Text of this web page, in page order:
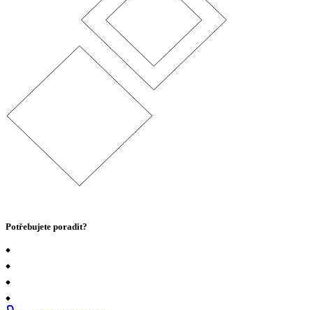
Potřebujete poradit?